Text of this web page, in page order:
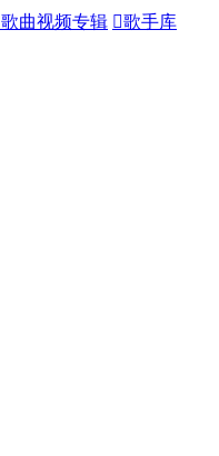
歌曲视频专辑 歌手库